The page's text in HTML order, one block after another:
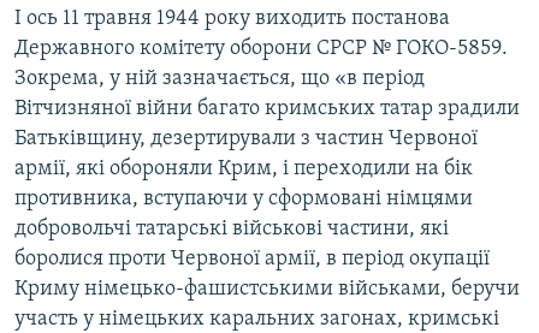
І ось 11 травня 1944 року виходить постанова
Державного комітету оборони СРСР № ГОКО-5859.
Зокрема, у ній зазначається, що «в період
Вітчизняної війни багато кримських татар зрадили
Батьківщину, дезертирували з частин Червоної
армії, які обороняли Крим, і переходили на бік
противника, вступаючи у сформовані німцями
добровольчі татарські військові частини, які
боролися проти Червоної армії, в період окупації
Криму німецько-фашистськими військами, беручи
участь у німецьких каральних загонах, кримські